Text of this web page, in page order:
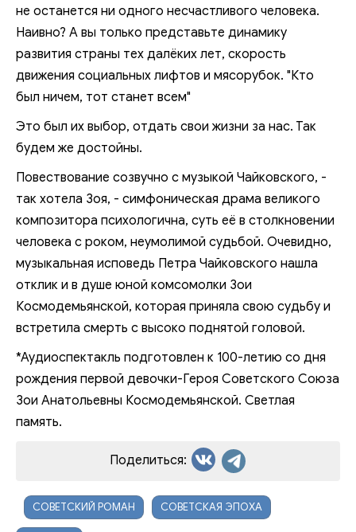
не останется ни одного несчастливого человека.
Наивно? А вы только представьте динамику
развития страны тех далёких лет, скорость
движения социальных лифтов и мясорубок. "Кто
был ничем, тот станет всем"
Это был их выбор, отдать свои жизни за нас. Так
будем же достойны.
Повествование созвучно с музыкой Чайковского, -
так хотела Зоя, - симфоническая драма великого
композитора психологична, суть её в столкновении
человека с роком, неумолимой судьбой. Очевидно,
музыкальная исповедь Петра Чайковского нашла
отклик и в душе юной комсомолки Зои
Космодемьянской, которая приняла свою судьбу и
встретила смерть с высоко поднятой головой.
*Аудиоспектакль подготовлен к 100-летию со дня
рождения первой девочки-Героя Советского Союза
Зои Анатольевны Космодемьянской. Светлая
память.
Поделиться:
СОВЕТСКИЙ РОМАН СОВЕТСКАЯ ЭПОХА